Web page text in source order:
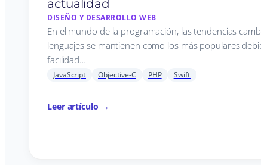
actualidad
DISEÑO Y DESARROLLO WEB
En el mundo de la programación, las tendencias
lenguajes se mantienen como los más populares
facilidad…
JavaScript Objective-C PHP Swift
Leer artículo →